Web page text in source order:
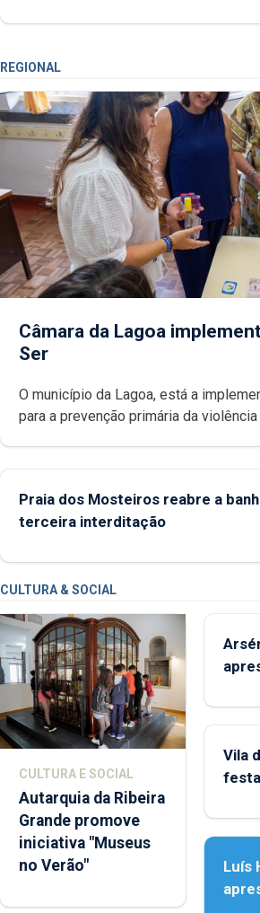
REGIONAL
Câmara da Lagoa
Ser
O município da Lagoa, está a
para a prevenção primária da
Praia dos Mosteiros reabre a
terceira interditação
CULTURA & SOCIAL
CULTURA E SOCIAL
Autarquia da Ribeira
Grande promove
iniciativa "Museus
no Verão"
Vila
Luís